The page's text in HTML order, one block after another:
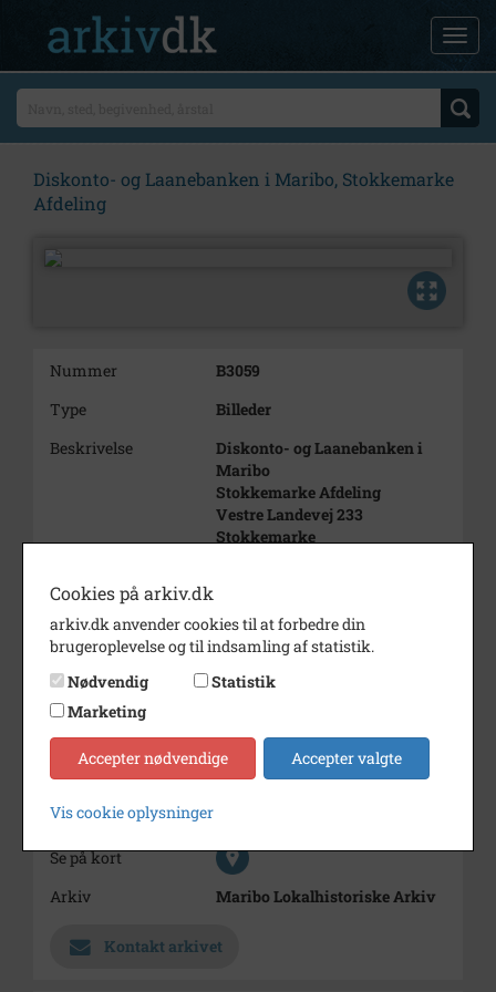
Diskonto- og Laanebanken i Maribo, Stokkemarke
Afdeling
Nummer
B3059
Type
Billeder
Beskrivelse
Diskonto- og Laanebanken i
Maribo
Stokkemarke Afdeling
Vestre Landevej 233
Stokkemarke
Bemærkning
Handelsbank,
Handelsbanken i Stokkemarke
Årstal
Dateringsnote
1960
Fotograf
Kaj Andreasen, Stokkemarke
Størrelse
Se på kort
Arkiv
Maribo Lokalhistoriske Arkiv
Kontakt arkivet
Cookies på arkiv.dk
arkiv.dk anvender cookies til at forbedre din
brugeroplevelse og til indsamling af statistik.
Nødvendig
Statistik
Marketing
Accepter nødvendige Accepter valgte
Vis cookie oplysninger